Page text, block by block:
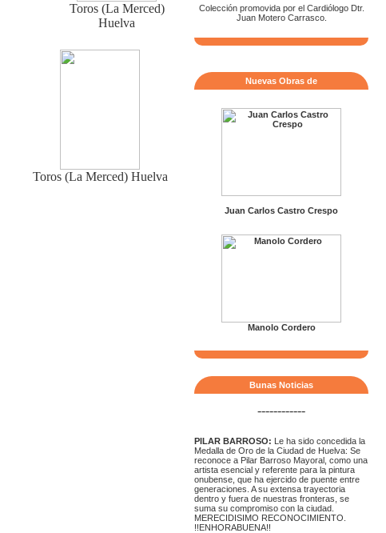
Toros (La Merced)
Huelva
Toros (La Merced) Huelva
Colección promovida por el Cardiólogo Dtr.
Juan Motero Carrasco.
Nuevas Obras de
Juan Carlos Castro Crespo
Manolo Cordero
Bunas Noticias
------------
PILAR BARROSO: Le ha sido concedida la
Medalla de Oro de la Ciudad de Huelva: Se
reconoce a Pilar Barroso Mayoral, como una
artista esencial y referente para la pintura
onubense, que ha ejercido de puente entre
generaciones. A su extensa trayectoria
dentro y fuera de nuestras fronteras, se
suma su compromiso con la ciudad.
MERECIDISIMO RECONOCIMIENTO.
!!ENHORABUENA!!